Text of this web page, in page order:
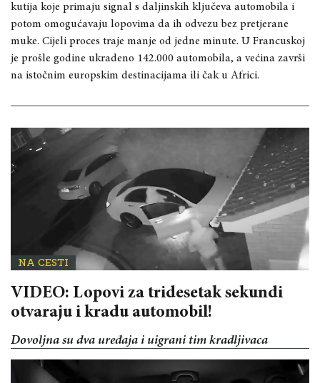
kutija koje primaju signal s daljinskih ključeva automobila i
potom omogućavaju lopovima da ih odvezu bez pretjerane
muke. Cijeli proces traje manje od jedne minute. U Francuskoj
je prošle godine ukradeno 142.000 automobila, a većina završi
na istočnim europskim destinacijama ili čak u Africi.
NA CESTI
VIDEO: Lopovi za tridesetak sekundi
otvaraju i kradu automobil!
Dovoljna su dva uređaja i uigrani tim kradljivaca